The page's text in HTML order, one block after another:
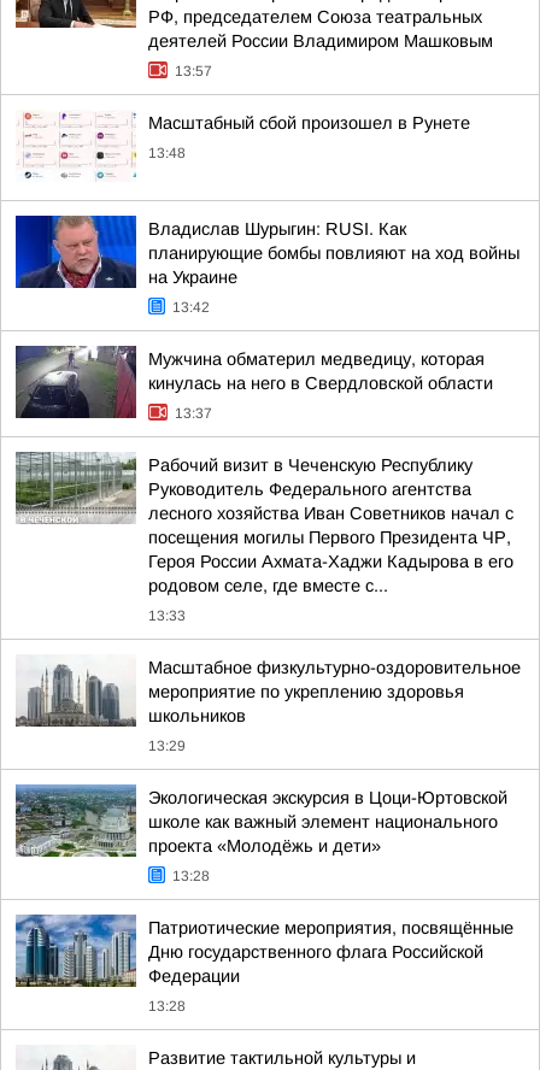
РФ, председателем Союза театральных
деятелей России Владимиром Машковым
13:57
Масштабный сбой произошел в Рунете
13:48
Владислав Шурыгин: RUSI. Как
планирующие бомбы повлияют на ход войны
на Украине
13:42
Мужчина обматерил медведицу, которая
кинулась на него в Свердловской области
13:37
Рабочий визит в Чеченскую Республику
Руководитель Федерального агентства
лесного хозяйства Иван Советников начал с
посещения могилы Первого Президента ЧР,
Героя России Ахмата-Хаджи Кадырова в его
родовом селе, где вместе с...
13:33
Масштабное физкультурно-оздоровительное
мероприятие по укреплению здоровья
школьников
13:29
Экологическая экскурсия в Цоци-Юртовской
школе как важный элемент национального
проекта «Молодёжь и дети»
13:28
Патриотические мероприятия, посвящённые
Дню государственного флага Российской
Федерации
13:28
Развитие тактильной культуры и